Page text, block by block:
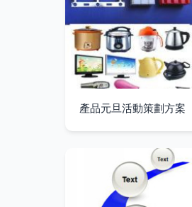
產品元旦活動策劃方案